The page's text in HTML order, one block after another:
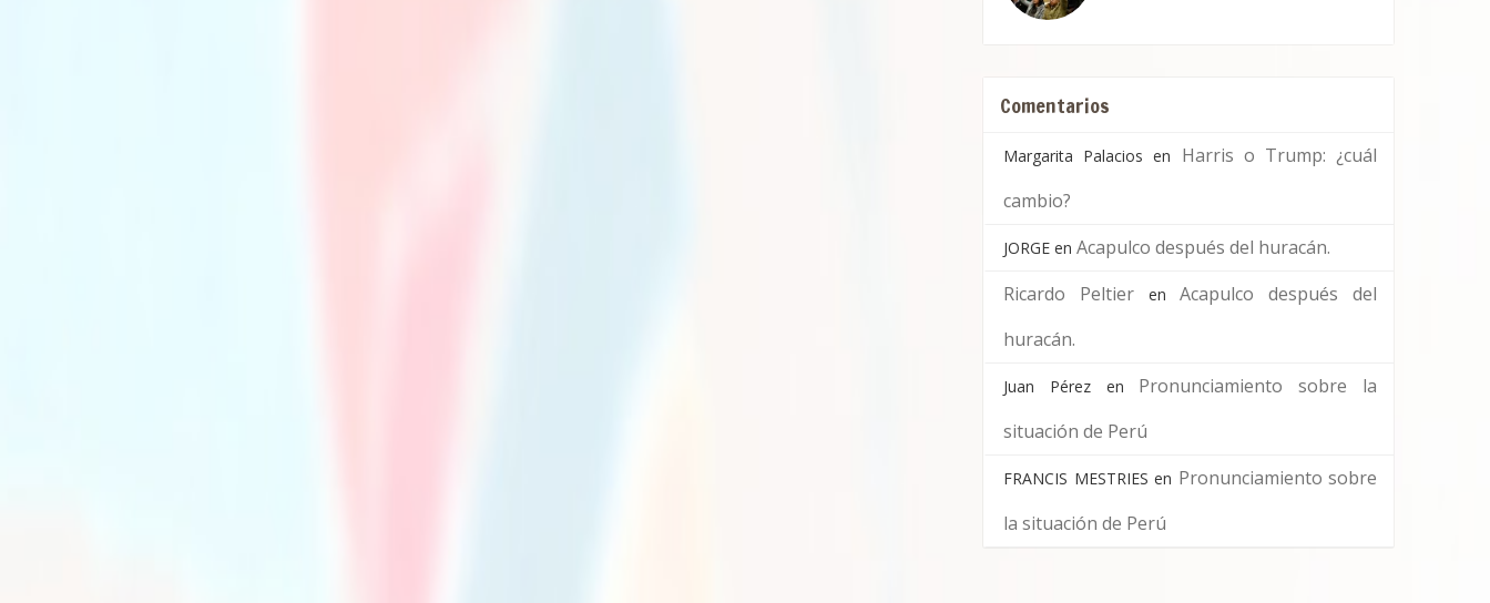
Comentarios
Margarita Palacios en Harris o Trump: ¿cuál
cambio?
JORGE en Acapulco después del huracán.
Ricardo PeltierenAcapulco después del
huracán.
Juan Pérezen Pronunciamiento sobre la
situación de Perú
FRANCIS MESTRIES en Pronunciamiento sobre
la situación de Perú